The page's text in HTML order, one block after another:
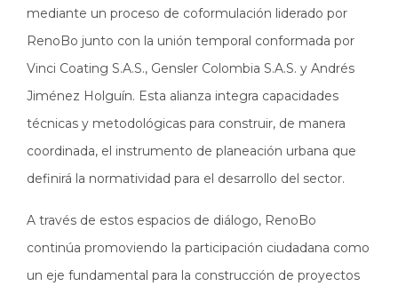
mediante un proceso de coformulación liderado por
RenoBo junto con la unión temporal conformada por
Vinci Coating S.A.S., Gensler Colombia S.A.S. y Andrés
Jiménez Holguín. Esta alianza integra capacidades
técnicas y metodológicas para construir, de manera
coordinada, el instrumento de planeación urbana que
definirá la normatividad para el desarrollo del sector.
A través de estos espacios de diálogo, RenoBo
continúa promoviendo la participación ciudadana como
un eje fundamental para la construcción de proyectos